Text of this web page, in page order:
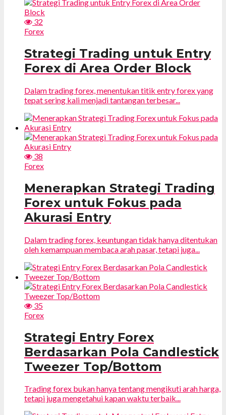
32
Forex
Strategi Trading untuk Entry
Forex di Area Order Block
Dalam trading forex, menentukan titik entry forex yang
tepat sering kali menjadi tantangan terbesar...
38
Forex
Menerapkan Strategi Trading
Forex untuk Fokus pada
Akurasi Entry
Dalam trading forex, keuntungan tidak hanya ditentukan
oleh kemampuan membaca arah pasar, tetapi juga...
35
Forex
Strategi Entry Forex
Berdasarkan Pola Candlestick
Tweezer Top/Bottom
Trading forex bukan hanya tentang mengikuti arah harga,
tetapi juga mengetahui kapan waktu terbaik...